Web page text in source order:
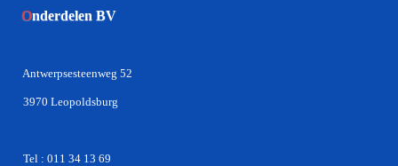
Onderdelen BV
Antwerpsesteenweg 52
3970 Leopoldsburg
Tel : 011 34 13 69